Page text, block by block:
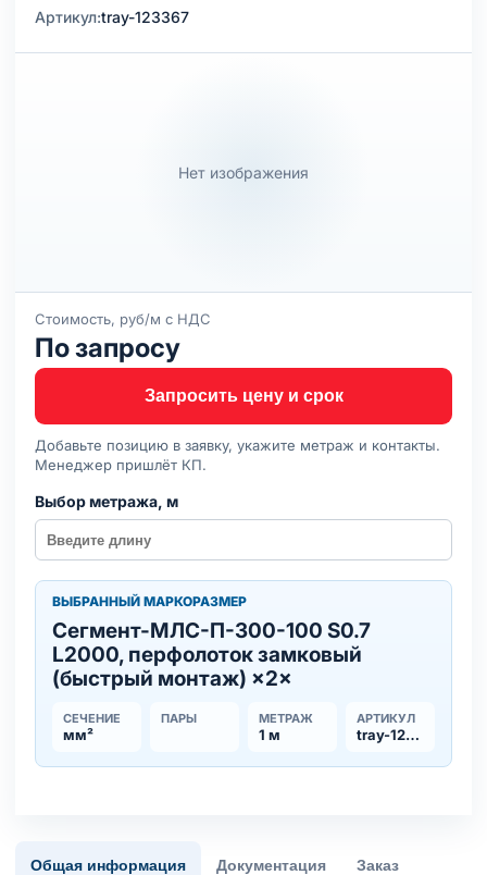
Артикул:tray-123367
Нет изображения
Стоимость, руб/м с НДС
По запросу
Запросить цену и срок
Добавьте позицию в заявку, укажите метраж и контакты.
Менеджер пришлёт КП.
Выбор метража, м
ВЫБРАННЫЙ МАРКОРАЗМЕР
Сегмент-МЛC-П-300-100 S0.7
L2000, перфолоток замковый
(быстрый монтаж) ×2×
СЕЧЕНИЕ
мм²
ПАРЫ МЕТРАЖ
1 м
АРТИКУЛ
tray-123367
Общая информация Документация Заказ